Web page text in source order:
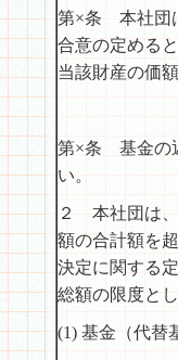
第×条 本社団
合意の定める
当該財産の価
第×条 基金の
い。
２ 本社団は、
額の合計額を
決定に関する
総額の限度と
(1) 基金（代替